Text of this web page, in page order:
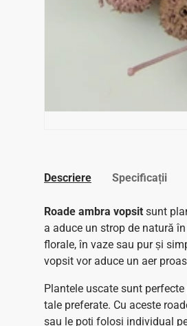
Descriere Specificații
Roade ambra vopsit sunt
a aduce un strop de natură
florale, în vaze sau pur și
vopsit vor aduce un aer
Plantele uscate sunt
tale preferate. Cu aceste
sau le poți folosi individual